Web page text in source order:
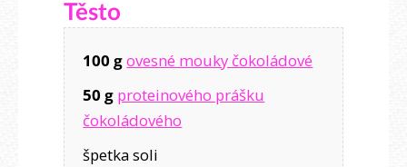
Těsto
100 govesné mouky čokoládové
50 g proteinového prášku
čokoládového
špetka soli